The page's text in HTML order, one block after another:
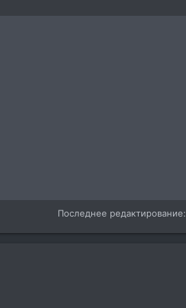
Последнее редактирование: